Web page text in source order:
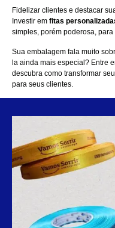
Fidelizar clientes e destacar
Investir em fitas
simples, porém poderosa,
Sua embalagem fala muito
la ainda mais especial? Entre
descubra como transformar
para seus clientes.